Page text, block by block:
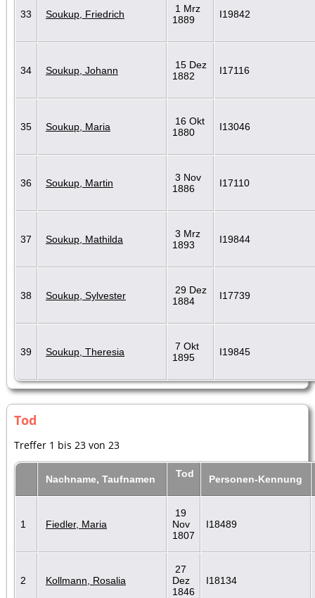
33 Soukup, Friedrich
1 Mrz
1889
I19842
34 Soukup, Johann
15 Dez
1882
I17116
35 Soukup, Maria
16 Okt
1880
I13046
36 Soukup, Martin
3 Nov
1886
I17110
37 Soukup, Mathilda
3 Mrz
1893
I19844
38 Soukup, Sylvester
29 Dez
1884
I17739
39 Soukup, Theresia
7 Okt
1895
I19845
Tod
Treffer 1 bis 23 von 23
Nachname, Taufnamen Tod Personen-Kennung
1 Fiedler, Maria
19
Nov
1807
I18489
2 Kollmann, Rosalia
27
Dez
1846
I18134